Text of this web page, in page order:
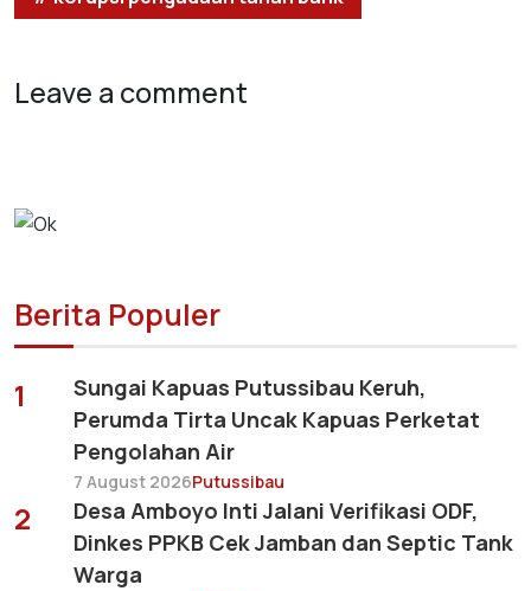
Leave a comment
Berita Populer
1
Sungai Kapuas Putussibau Keruh,
Perumda Tirta Uncak Kapuas Perketat
Pengolahan Air
7 August 2026Putussibau
2
Desa Amboyo Inti Jalani Verifikasi ODF,
Dinkes PPKB Cek Jamban dan Septic Tank
Warga